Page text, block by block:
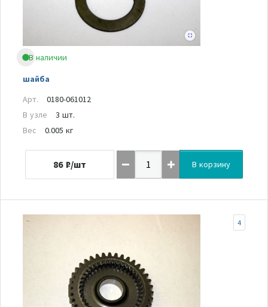
В наличии
шайба
Арт.
0180-061012
В узле
3 шт.
Вес
0.005 кг
86 ₽/шт В корзину
4